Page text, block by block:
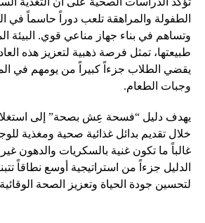
الطفولة والمراهقة تلعب دوراً حاسماً في
وتساهم في بناء جهاز مناعي قوي. البيئة
طبيعتها، تمثل فرصة ذهبية لتعزيز هذه
يقضي الطلاب جزءاً كبيراً من يومهم في
وجبات الطعام.
يهدف دليل “فسحة عِش بصحة” إلى
خلال تقديم بدائل غذائية صحية ومغذية
غالباً ما تكون غنية بالسكريات والدهون غير
الدليل جزءاً من استراتيجية أوسع نطاقاً
لتحسين جودة الحياة وتعزيز الصحة